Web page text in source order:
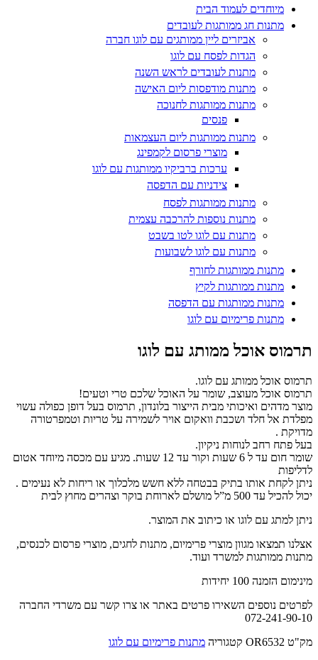
מיוחדים לעמוד הבית
מתנות חג ממותגות לעובדים
אביזרים ליין ממותגים עם לוגו חברה
הגדות לפסח עם לוגו
מתנות לעובדים לראש השנה
מתנות מודפסות ליום האישה
מתנות ממותגות לחנוכה
פנסים
מתנות ממותגות ליום העצמאות
מוצרי פרסום לקמפינג
ערכות ברביקיו ממותגות עם לוגו
צידניות עם הדפסה
מתנות ממותגות לפסח
מתנות נוספות להרכבה עצמית
מתנות עם לוגו לטו בשבט
מתנות עם לוגו לשבועות
מתנות ממותגות לחורף
מתנות ממותגות לקיץ
מתנות ממותגות עם הדפסה
מתנות פרימיום עם לוגו
תרמוס אוכל ממותג עם לוגו
תרמוס אוכל ממותג עם לוגו.
תרמוס אוכל מעוצב, שומר על האוכל שלכם טרי וטעים!
מוצר מדהים ואיכותי מבית הייצור בלונדון, תרמוס בעל דופן כפולה עשוי
מפלדת אל חלד ושכבת וואקום אויר לשמירה על טריות וטמפרטורה
מדויקת .
בעל פתח רחב לנוחות ניקיון.
שומר חום עד ל 6 שעות וקור עד 12 שעות. מגיע עם מכסה מיוחד אטום
לדליפות
ניתן לקחת אותו בתיק בבטחה ללא חשש מלכלוך או ריחות לא נעימים .
יכול להכיל עד 500 מ”ל מושלם לארוחת בוקר וצהרים מחוץ לבית
ניתן למתג עם לוגו או כיתוב את המוצר.
אצלנו תמצאו מגוון מוצרי פרימיום, מתנות לחגים, מוצרי פרסום לכנסים,
מתנות ממותגות למשרד ועוד.
מינימום הזמנה 100 יחידות
לפרטים נוספים השאירו פרטים באתר או צרו קשר עם משרדי החברה
072-241-90-10
מק"ט OR6532 קטגוריה מתנות פרימיום עם לוגו